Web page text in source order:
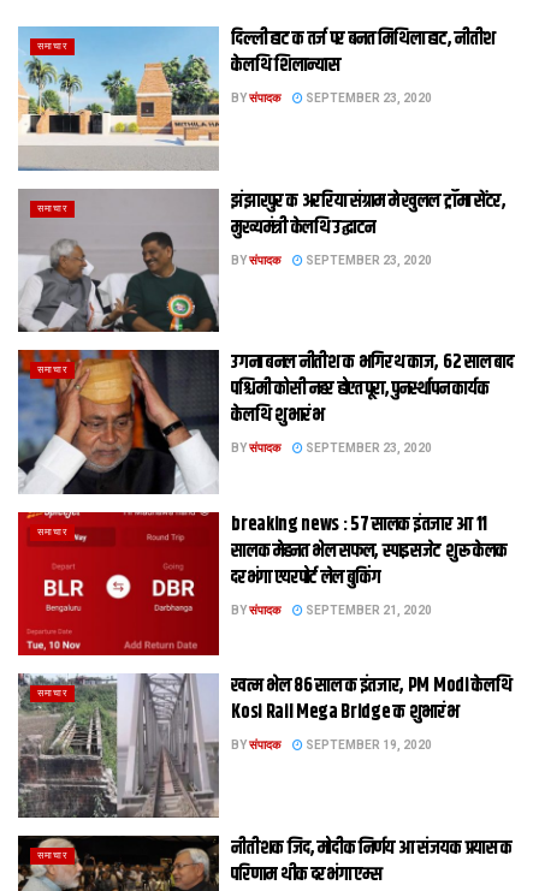
समाचार
दिल्ली हाट क तर्ज पर बनत मिथिला हाट, नीतीश
केलथि शिलान्यास
BYसंपादक SEPTEMBER 23, 2020
समाचार
झंझारपुर क अररिया संग्राम मे खुलल ट्रॉमा सेंटर,
मुख्यमंत्री केलथि उद्घाटन
BYसंपादक SEPTEMBER 23, 2020
समाचार
उगना बनल नीतीश क भगिरथ काज, 62 साल बाद
पश्चिमी कोसी नहर होएत पूरा, पुनर्स्थापन कार्यक
केलथि शुभारंभ
BYसंपादक SEPTEMBER 23, 2020
समाचार
breaking news : 57 सालक इंतजार आ 11
सालक मेहनत भेल सफल, स्पाइसजेट शुरू केलक
दरभंगा एयरपोर्ट लेल बुकिंग
BYसंपादक SEPTEMBER 21, 2020
समाचार
खत्म भेल 86 साल क इंतजार, PM Modi केलथि
Kosi Rail Mega Bridge क शुभारंभ
BYसंपादक SEPTEMBER 19, 2020
समाचार
नीतीशक जिद, मोदीक निर्णय आ संजयक प्रयास क
परिणाम थीक दरभंगा एम्स